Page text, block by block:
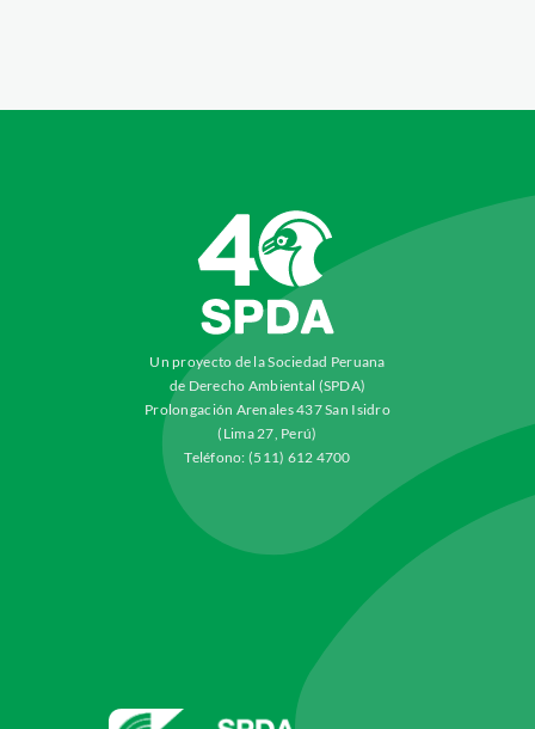
Un proyecto de la Sociedad Peruana
de Derecho Ambiental (SPDA)
Prolongación Arenales 437 San Isidro
(Lima 27, Perú)
Teléfono: (511) 612 4700